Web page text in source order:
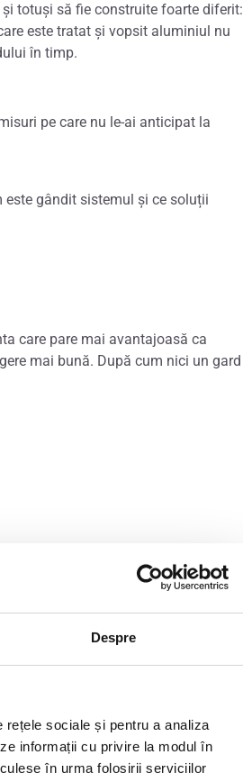
Despre
sociale și pentru a analiza
informații cu privire la modul în
în urma folosirii serviciilor
totuși să fie construite foarte diferit:
este tratat și vopsit aluminiul nu
în timp.
pe care nu le-ai anticipat la
este gândit sistemul și ce soluții
care pare mai avantajoasă ca
mai bună. După cum nici un gard
diferența de preț este arbitrară,